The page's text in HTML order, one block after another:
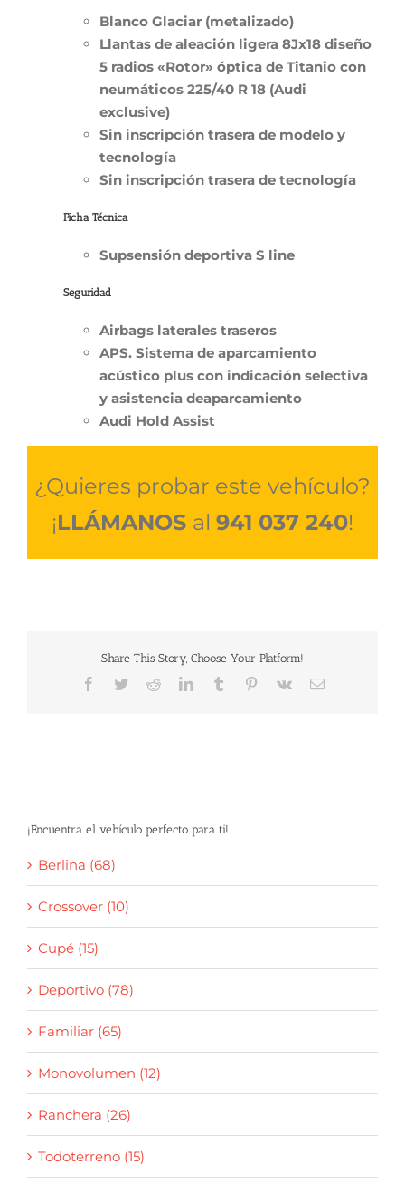
Blanco Glaciar (metalizado)
Llantas de aleación ligera 8Jx18 diseño
5 radios «Rotor» óptica de Titanio con
neumáticos 225/40 R 18 (Audi
exclusive)
Sin inscripción trasera de modelo y
tecnología
Sin inscripción trasera de tecnología
Ficha Técnica
Supsensión deportiva S line
Seguridad
Airbags laterales traseros
APS. Sistema de aparcamiento
acústico plus con indicación selectiva
y asistencia deaparcamiento
Audi Hold Assist
¿Quieres probar este vehículo?
¡LLÁMANOS al 941 037 240!
Share This Story, Choose Your Platform!
Facebook
TwitterRedditLinkedInTumblr Pinterest
Vk
Correo
¡Encuentra el vehículo perfecto para ti!
Berlina (68)
Crossover (10)
Cupé (15)
Deportivo (78)
Familiar (65)
Monovolumen (12)
Ranchera (26)
Todoterreno (15)